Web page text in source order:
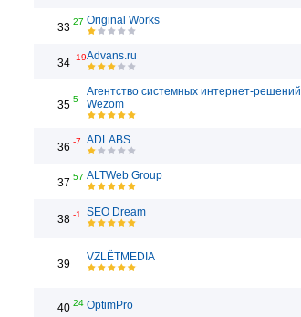
33 27 Original Works
34 -19Advans.ru
35 5
Агентство системных интернет-решений
Wezom
36 -7 ADLABS
37 57 ALTWeb Group
38 -1 SEO Dream
39
VZLЁTMEDIA
40 24 OptimPro